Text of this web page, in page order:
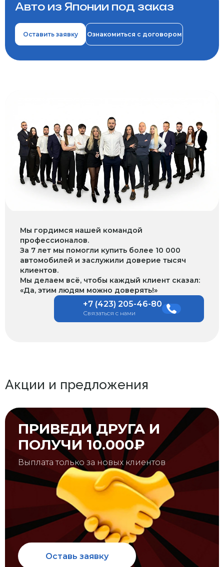
Авто из Японии под заказ
Оставить заявку Ознакомиться с договором
Мы гордимся нашей командой
профессионалов.
За 7 лет мы помогли купить более 10 000
автомобилей и заслужили доверие тысяч
клиентов.
Мы делаем всё, чтобы каждый клиент сказал:
«Да, этим людям можно доверять!»
+7 (423) 205-46-80
Связаться с нами
Акции и предложения
ПРИВЕДИ ДРУГА И
ПОЛУЧИ 10.000₽
Выплата только за новых клиентов
Оставь заявку